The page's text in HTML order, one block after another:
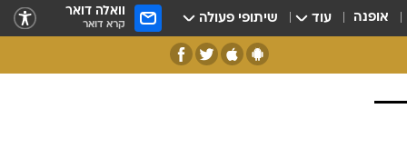
אופנה עוד שיתופי פעולה וואלה דואר
קרא דואר